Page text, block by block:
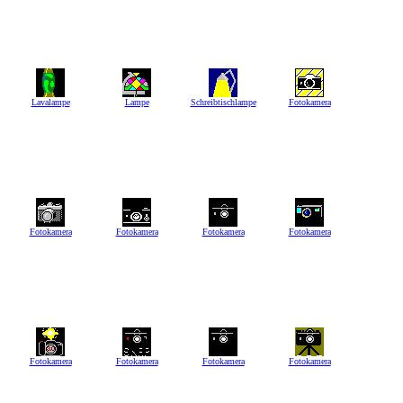
Lavalampe Lampe Schreibtischlampe Fotokamera
Fotokamera Fotokamera Fotokamera Fotokamera
Fotokamera Fotokamera Fotokamera Fotokamera